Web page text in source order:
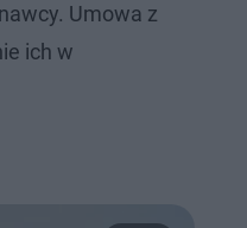
Umowa z
ich w